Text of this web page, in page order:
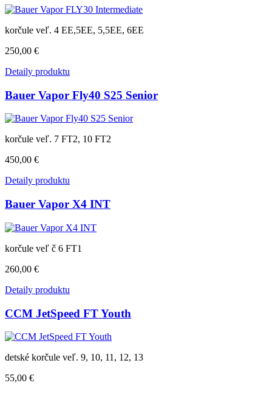
korčule veľ. 4 EE,5EE, 5,5EE, 6EE
250,00 €
Detaily produktu
Bauer Vapor Fly40 S25 Senior
korčule veľ. 7 FT2, 10 FT2
450,00 €
Detaily produktu
Bauer Vapor X4 INT
korčule veľ č 6 FT1
260,00 €
Detaily produktu
CCM JetSpeed FT Youth
detské korčule veľ. 9, 10, 11, 12, 13
55,00 €